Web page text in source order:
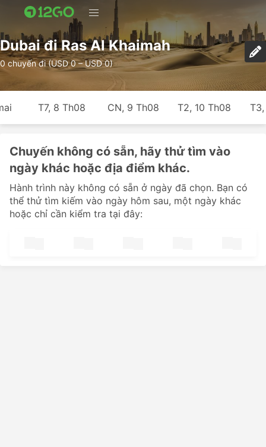
Dubai đi Ras Al Khaimah
0 chuyến đi (USD 0 – USD 0)
T7, 8 Th08 CN, 9 Th08 T2, 10 Th08 T3,
Chuyến không có sẵn, hãy thử tìm vào
ngày khác hoặc địa điểm khác.
Hành trình này không có sẵn ở ngày đã chọn. Bạn có
thể thử tìm kiếm vào ngày hôm sau, một ngày khác
hoặc chỉ cần kiểm tra tại đây: